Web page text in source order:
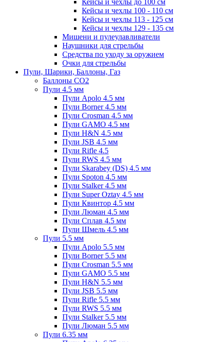
Кейсы и чехлы 100 - 110 см
Кейсы и чехлы 113 - 125 см
Кейсы и чехлы 129 - 135 см
Мишени и пулеулавливатели
Наушники для стрельбы
Средства по уходу за оружием
Очки для стрельбы
Пули, Шарики, Баллоны, Газ
Баллоны CO2
Пули 4.5 мм
Пули Apolo 4.5 мм
Пули Borner 4.5 мм
Пули Crosman 4.5 мм
Пули GAMO 4.5 мм
Пули H&N 4.5 мм
Пули JSB 4.5 мм
Пули Rifle 4.5
Пули RWS 4.5 мм
Пули Skarabey (DS) 4.5 мм
Пули Spoton 4.5 мм
Пули Stalker 4.5 мм
Пули Super Oztay 4.5 мм
Пули Квинтор 4.5 мм
Пули Люман 4.5 мм
Пули Сплав 4.5 мм
Пули Шмель 4.5 мм
Пули 5.5 мм
Пули Apolo 5.5 мм
Пули Borner 5.5 мм
Пули Crosman 5.5 мм
Пули GAMO 5.5 мм
Пули H&N 5.5 мм
Пули JSB 5.5 мм
Пули Rifle 5.5 мм
Пули RWS 5.5 мм
Пули Stalker 5.5 мм
Пули Люман 5.5 мм
Пули 6.35 мм